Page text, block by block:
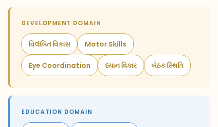
DEVELOPMENT DOMAIN
વિલંબિત વિકાસ Motor Skills
Eye Coordination ધ્યાન વિકાર બેઠક સ્થિતિ
EDUCATION DOMAIN